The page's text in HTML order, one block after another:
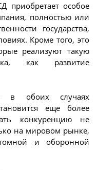
приобретает особое
полностью или
государства,
Кроме того, это
реализуют такую
как развитие
в обоих случаях
еще более
конкуренцию не
на мировом рынке,
и оборонной